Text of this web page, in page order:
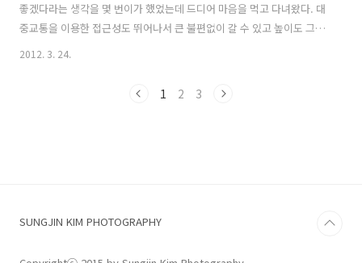
좋겠다라는 생각을 몇 번이가 했었는데 드디어 마음을 먹고 다녀왔다. 대
중교통을 이용한 접근성도 뛰어나서 큰 불편없이 갈 수 있고 높이도 그다
지 높지 않아 손쉽게 올라갈 수 있다. 하지만 한가지 아쉬운 점은 전망대
결에 뛰거나 크게 걸으면 바닥이 울려서 사진이 흔들린다는 것이었다. 그
2012. 3. 24.
1 2 3
SUNGJIN KIM PHOTOGRAPHY